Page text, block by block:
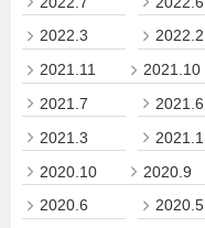
2022.3
2022.2
2021.11
2021.10
2021.7
2021.6
2021.3
2021.1
2020.10
2020.9
2020.6
2020.5